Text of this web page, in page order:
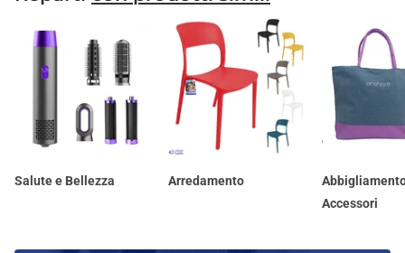
Salute e Bellezza Arredamento
Accessori